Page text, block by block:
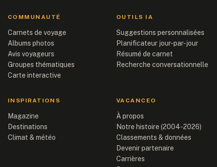
COMMUNAUTÉ
Carnets de voyage
Albums photos
Avis voyageurs
Groupes thématiques
Carte interactive
OUTILS IA
Suggestions personnalisées
Planificateur jour-par-jour
Résumé de carnet
Recherche conversationnelle
INSPIRATIONS
Magazine
Destinations
Climat & météo
VACANCEO
À propos
Notre histoire (2004-2026)
Classements & données
Devenir partenaire
Carrières